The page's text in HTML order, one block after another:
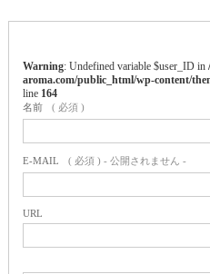
Warning : Undefined variable $user_ID in
aroma.com/public_html/wp-content/
line 164
名前 ( 必須 )
E-MAIL ( 必須 ) - 公開されません -
URL